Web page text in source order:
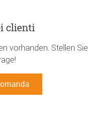
clienti
vorhanden. Stellen Sie